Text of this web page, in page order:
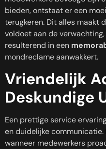
bieden, ontstaat er een
terugkeren. Dit alles maakt
voldoet aan de
resulterend in een
mondreclame aanwakkert.
Vriendelijk
Deskundige
Een prettige service
en duidelijke
wanneer medewerkers